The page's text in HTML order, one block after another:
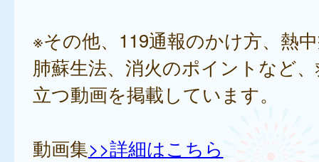
※その他、119通報のかけ方、熱
肺蘇生法、消火のポイントなど
立つ動画を掲載しています。
動画集>>詳細はこちら